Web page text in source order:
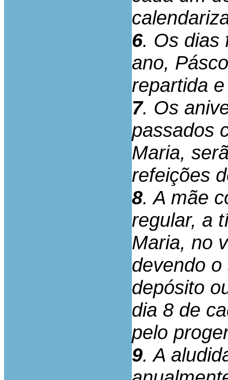
6. Os dias
ano,
repartida
7. Os
passados
Maria,
refeições
8. A mãe
regular, a
Maria, no
devendo
depósito
dia 8 de
pelo
9. A